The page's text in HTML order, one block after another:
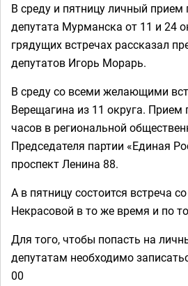
В среду и пятницу личный прием
депутата Мурманска от 11 и 24
грядущих встречах рассказал
депутатов Игорь Морарь.
В среду со всеми желающими
Верещагина из 11 округа. Прием
часов в региональной
Председателя партии «Единая
проспект Ленина 88.
А в пятницу состоится встреча
Некрасовой в то же время и по
Для того, чтобы попасть на
депутатам необходимо
00